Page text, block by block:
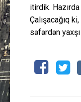
itirdik.
Çalışacağıq
səfərdən